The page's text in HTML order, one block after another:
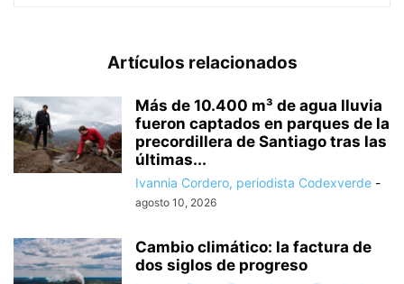
Artículos relacionados
Más de 10.400 m³ de agua lluvia
fueron captados en parques de la
precordillera de Santiago tras las
últimas...
Ivannia Cordero, periodista Codexverde -
agosto 10, 2026
Cambio climático: la factura de
dos siglos de progreso